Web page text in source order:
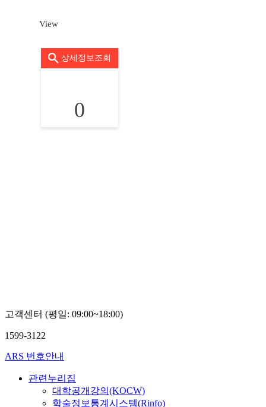
View
상세정보조회
0
고객센터 (평일: 09:00~18:00)
1599-3122
ARS 번호안내
관련누리집
대학공개강의(KOCW)
학술정보통계시스템(Rinfo)